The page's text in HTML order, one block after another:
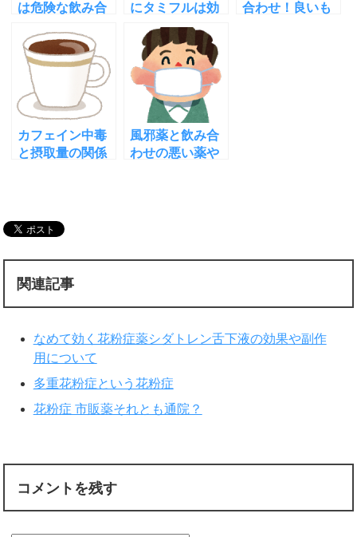
は危険な飲み合
と注意すべき薬
について
にタミフルは効
果なし！コクラ
ンとロッシュに
拍手を
合わせ！良いも
カフェイン中毒
と摂取量の関係
風邪薬と飲み合
わせの悪い薬や
関連記事
なめて効く花粉症薬シダトレン舌下液の効果や副作
用について
多重花粉症という花粉症
花粉症 市販薬それとも通院？
コメントを残す